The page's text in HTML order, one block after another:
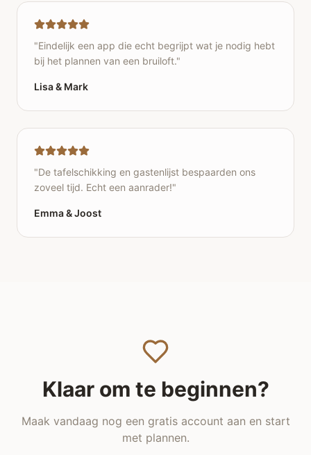
"Eindelijk een app die echt begrijpt wat je nodig hebt
bij het plannen van een bruiloft."
Lisa & Mark
"De tafelschikking en gastenlijst bespaarden ons
zoveel tijd. Echt een aanrader!"
Emma & Joost
Klaar om te beginnen?
Maak vandaag nog een gratis account aan en start
met plannen.